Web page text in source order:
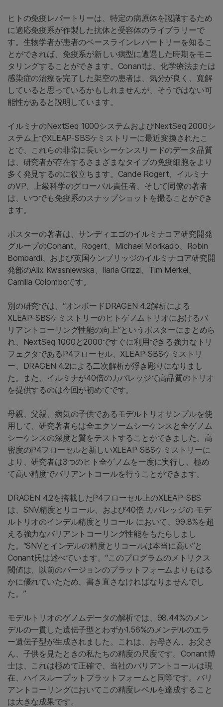
ヒトの免疫レパートリーは、特定の病原体を認識するため
に適応免疫系が作製した抗体と受容体のライブラリーで
す。生物学者が患者のベースラインレパートリーを知るこ
とができれば、免疫系が新しい病型に遭遇した時期をモニ
タリングすることができます。Conantは、化学療法または
感染症の治療を完了した架空の患者は、気分が良く、寛解
していると思っているかもしれませんが、そうではない可
能性があると説明しています。
イルミナのNextSeq 1000システムおよびNextSeq 2000シ
ステム上でXLEAP-SBSケミストリーに最近変換されたこ
とで、これらの非常に長いシーケンスリードのデータ品質
は、研究者が存在するさまざまなタイプの免疫細胞をより
多く発見するのに役立ちます。Cande Rogert、イルミナ
のVP、上級科学のグローバル責任者、そして同僚の著者
は、いつでも免疫系のスナップショットを撮ることができ
ます。
ポスターの著者は、サンディエゴのイルミナコア研究開発
グループのConant、Rogert、Michael Morikado、Robin
Bombardi、および英国ケンブリッジのイルミナコア研究開
発部のAlix Kwasniewska、Ilaria Grizzi、Tim Merkel、
Camilla Colomboです。
別の研究では、“オンボードDRAGEN 4.2解析による
XLEAP-SBSケミストリーのヒトゲノムトリオにおけるバ
リアントコーリング性能の向上”というポスターにまとめら
れ、NextSeq 1000と2000ですぐに利用できる強力なトリ
フェクタであるP4フローセル、XLEAP-SBSケミストリ
ー、DRAGEN 4.2による二次解析が浮き彫りになりまし
た。また、イルミナが40倍のカバレッジで高品質のトリオ
を提供するのは今回が初めてです。
母親、父親、病気の子供であるモデルトリオサンプルを使
用して、研究著者らは全エクソームシーケンスと全ゲノム
シーケンスの深度と質をテストすることができました。高
密度のP4フローセルと新しいXLEAP-SBSケミストリーに
より、研究者は3つのヒト全ゲノムを一度に実行し、極め
て高い精度でバリアントコールを行うことができます。
DRAGEN 4.2を搭載したP4フローセル上のXLEAP-SBS
は、SNV精度とリコール、および40倍 カバレッジの モデ
ルトリオのインデル精度とリコール において、99.8%を超
える強力なバリアントコーリング性能をもたらしまし
た。“SNVとインデルの精度とリコールは本当に高い”と
Conant氏は述べています。“このプログラムのメトリクス
閾値は、以前のバージョンのプラットフォームよりもはる
かに優れていたため、書き直さなければなりませんでし
た。”
モデルトリオのゲノムデータの解析では、98.44%のメン
デルの一貫した遺伝子型とわずか1.56%のメンデルのエラ
ー遺伝子型が生成されました。これは、お母さん、お父さ
ん、子供を見たときの私たちの精度の尺度です。Conant博
士は、これは極めて正確で、当社のバリアントコールは現
在、ハイスループットプラットフォームと同等です。バリ
アントコーリングにおいてこの精度レベルを達成すること
は大きな成果です。